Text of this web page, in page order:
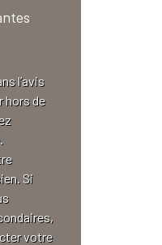
l’avis
hors de
Si
votre